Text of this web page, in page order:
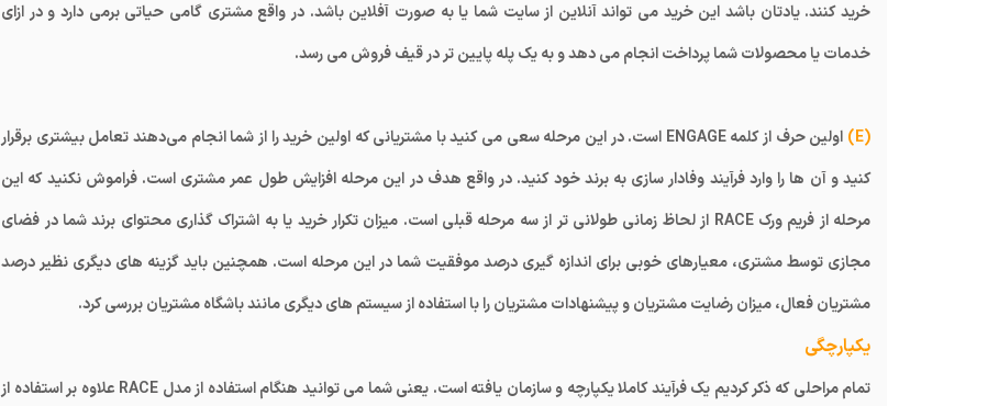
خرید کنند. یادتان باشد این خرید می تواند آنلاین از سایت شما یا به صورت آفلاین باشد. در واقع مشتری گامی حیاتی برمی دارد و در ازای
خدمات یا محصولات شما پرداخت انجام می دهد و به یک پله پایین تر در قیف فروش می رسد.
(E)
اولین حرف از کلمه ENGAGE است. در این مرحله سعی می کنید با مشتریانی که اولین خرید را از شما انجام می‌دهند تعامل بیشتری برقرار
کنید و آن ها را وارد فرآیند وفادار سازی به برند خود کنید. در واقع هدف در این مرحله افزایش طول عمر مشتری است. فراموش نکنید که این
مرحله از فریم ورک RACE از لحاظ زمانی طولانی تر از سه مرحله قبلی است. میزان تکرار خرید یا به اشتراک گذاری محتوای برند شما در فضای
مجازی توسط مشتری، معیارهای خوبی برای اندازه گیری درصد موفقیت شما در این مرحله است. همچنین باید گزینه های دیگری نظیر درصد
مشتریان فعال، میزان رضایت مشتریان و پیشنهادات مشتریان را با استفاده از سیستم های دیگری مانند باشگاه مشتریان بررسی کرد.
یکپارچگی
تمام مراحلی که ذکر کردیم یک فرآیند کاملا یکپارچه و سازمان یافته است. یعنی شما می توانید هنگام استفاده از مدل RACE علاوه بر استفاده از